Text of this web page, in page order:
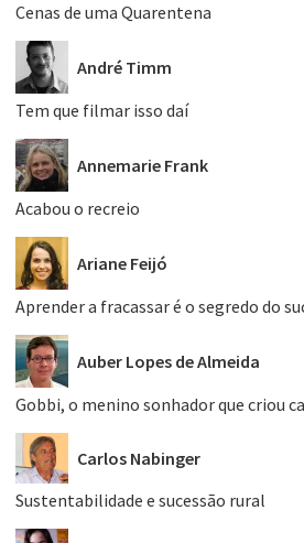
Cenas de uma Quarentena
André Timm
Tem que filmar isso daí
Annemarie Frank
Acabou o recreio
Ariane Feijó
Aprender a fracassar é o segredo do
Auber Lopes de Almeida
Gobbi, o menino sonhador que criou
Carlos Nabinger
Sustentabilidade e sucessão rural